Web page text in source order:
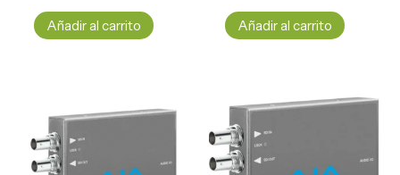
Añadir al carrito Añadir al carrito